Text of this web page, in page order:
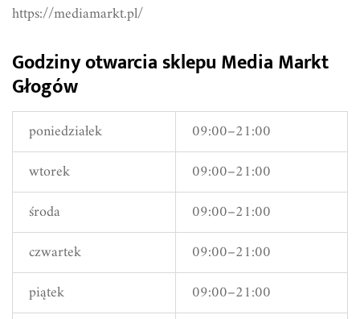
https://mediamarkt.pl/
Godziny otwarcia sklepu Media Markt
Głogów
poniedziałek
09:00–21:00
wtorek
09:00–21:00
środa
09:00–21:00
czwartek
09:00–21:00
piątek
09:00–21:00